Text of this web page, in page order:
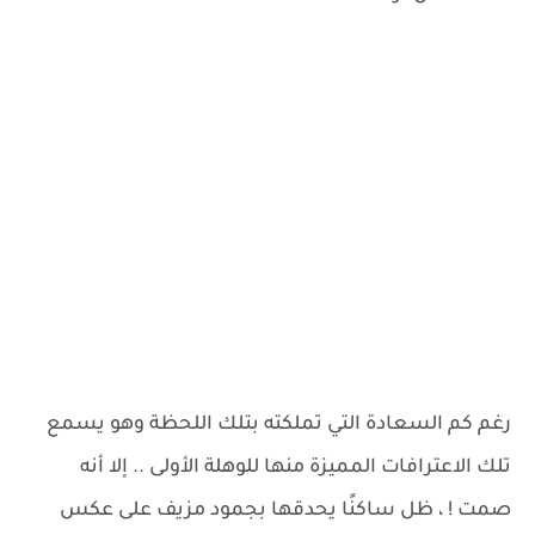
رغم كم السعادة التي تملكته بتلك اللحظة وهو يسمع
تلك الاعترافات المميزة منها للوهلة الأولى .. إلا أنه
صمت ! ، ظل ساكنًا يحدقها بجمود مزيف على عكس